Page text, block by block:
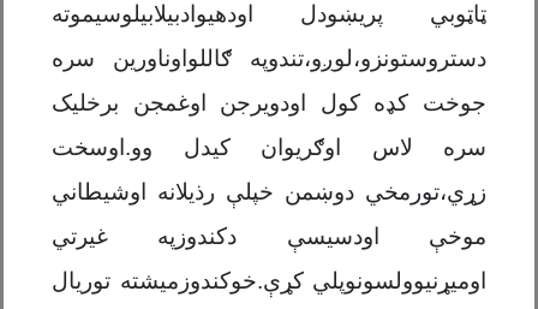
ټاټوبي پریښودل اودهیوادبیلابیلوسیموته
دستروستونزو،لوږو،تندوپه ګاللواوناورین سره
جوخت کډه کول اودویرجن اوغمجن برخلیک
سره لاس اوګریوان کیدل وو. اوسخت
زړي،تورمخي دوښمن خپلې رذیلانه اوشیطاني
موخې اودسیسې دکندوزپه غیرتي
اومیړنیوولسونوپلي کړې.خوکندوزمیشته توریال